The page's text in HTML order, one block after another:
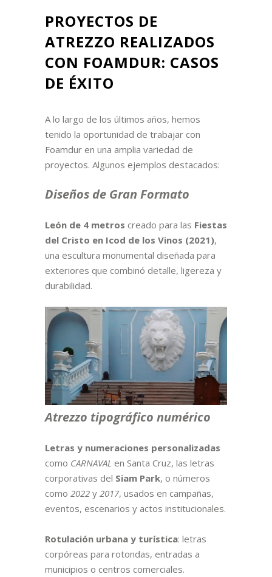
PROYECTOS DE
ATREZZO REALIZADOS
CON FOAMDUR: CASOS
DE ÉXITO
A lo largo de los últimos años, hemos
tenido la oportunidad de trabajar con
Foamdur en una amplia variedad de
proyectos. Algunos ejemplos destacados:
Diseños de Gran Formato
León de 4 metros creado para las Fiestas
del Cristo en Icod de los Vinos (2021),
una escultura monumental diseñada para
exteriores que combinó detalle, ligereza y
durabilidad.
Atrezzo tipográfico numérico
Letras y numeraciones personalizadas
como CARNAVAL en Santa Cruz, las letras
corporativas del Siam Park, o números
como 2022 y 2017, usados en campañas,
eventos, escenarios y actos institucionales.
Rotulación urbana y turística: letras
corpóreas para rotondas, entradas a
municipios o centros comerciales.